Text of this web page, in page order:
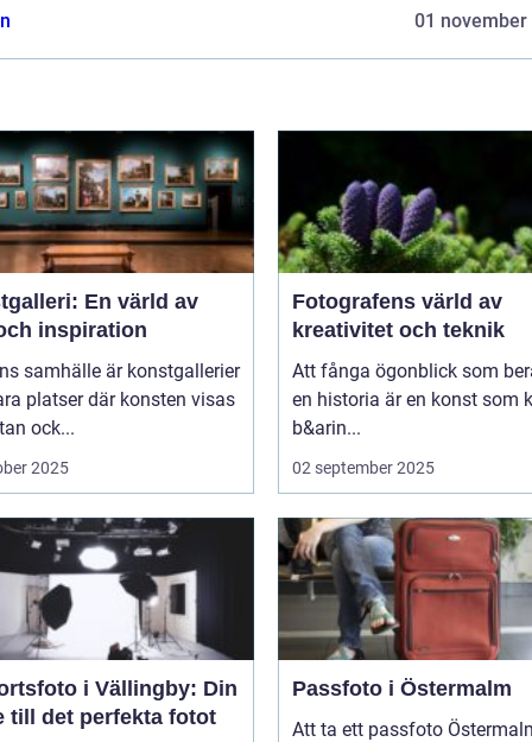
01 november
En värld av
inspiration
samhälle är konstgallerier
platser där konsten visas
ock...
2025
Fotografens värld av
kreativitet och teknik
Att fånga ögonblick som
en historia är en konst som
b&arin...
02 september 2025
i Vällingby: Din
till det perfekta fotot
Passfoto i Östermalm
Att ta ett passfoto